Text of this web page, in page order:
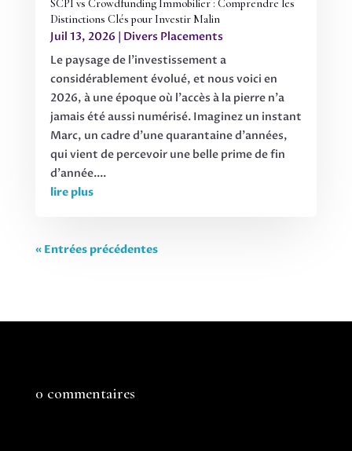
SCPI vs Crowdfunding Immobilier : Comprendre les
Distinctions Clés pour Investir Malin
Juil 13, 2026 | Divers Placements
Le paysage de l’investissement a
considérablement évolué, et nous voici en
2026, à une époque où l’accès à la pierre n’a
jamais été aussi numérisé. Imaginez un instant
Marc, un cadre d’une quarantaine d’années,
qui vient de percevoir une belle prime de fin
d’année....
lire plus
« Entrées précédentes
0 commentaires